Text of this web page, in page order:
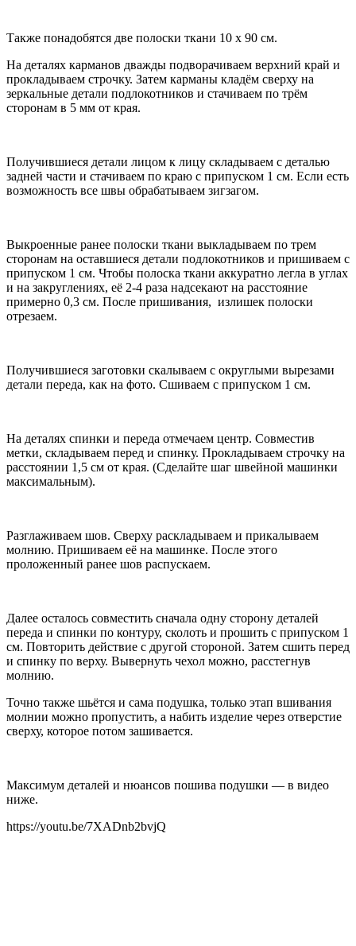
Также понадобятся две полоски ткани 10 х 90 см.
На деталях карманов дважды подворачиваем верхний край и
прокладываем строчку. Затем карманы кладём сверху на
зеркальные детали подлокотников и стачиваем по трём
сторонам в 5 мм от края.
Получившиеся детали лицом к лицу складываем с деталью
задней части и стачиваем по краю с припуском 1 см. Если есть
возможность все швы обрабатываем зигзагом.
Выкроенные ранее полоски ткани выкладываем по трем
сторонам на оставшиеся детали подлокотников и пришиваем с
припуском 1 см. Чтобы полоска ткани аккуратно легла в углах
и на закруглениях, её 2-4 раза надсекают на расстояние
примерно 0,3 см. После пришивания, излишек полоски
отрезаем.
Получившиеся заготовки скалываем с округлыми вырезами
детали переда, как на фото. Сшиваем с припуском 1 см.
На деталях спинки и переда отмечаем центр. Совместив
метки, складываем перед и спинку. Прокладываем строчку на
расстоянии 1,5 см от края. (Сделайте шаг швейной машинки
максимальным).
Разглаживаем шов. Сверху раскладываем и прикалываем
молнию. Пришиваем её на машинке. После этого
проложенный ранее шов распускаем.
Далее осталось совместить сначала одну сторону деталей
переда и спинки по контуру, сколоть и прошить с припуском 1
см. Повторить действие с другой стороной. Затем сшить перед
и спинку по верху. Вывернуть чехол можно, расстегнув
молнию.
Точно также шьётся и сама подушка, только этап вшивания
молнии можно пропустить, а набить изделие через отверстие
сверху, которое потом зашивается.
Максимум деталей и нюансов пошива подушки — в видео
ниже.
https://youtu.be/7XADnb2bvjQ